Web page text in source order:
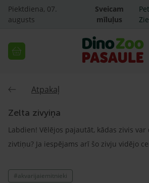
Piektdiena, 07.
augusts
Sveicam
mīluļus
Atpakaļ
Zelta zivyiņa
Labdien! Vēlējos pajautāt, kādas zivis
zivtiņu? Ja iespējams arī šo zivju vidējo
#akvarijaiemitnieki